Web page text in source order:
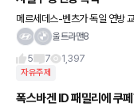
메르세데스-벤츠가 독일 연방
술을 인증받았다네요 레벨 3는 ‘조건부 자율주행(Partial Automati
울트라맨8
5
7 1,397
자유주제
폭스바겐 ID 패밀리에 쿠